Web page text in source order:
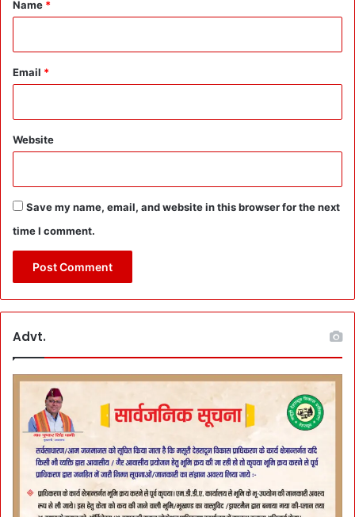
Name *
Email *
Website
Save my name, email, and website in this browser for the next
time I comment.
Advt.